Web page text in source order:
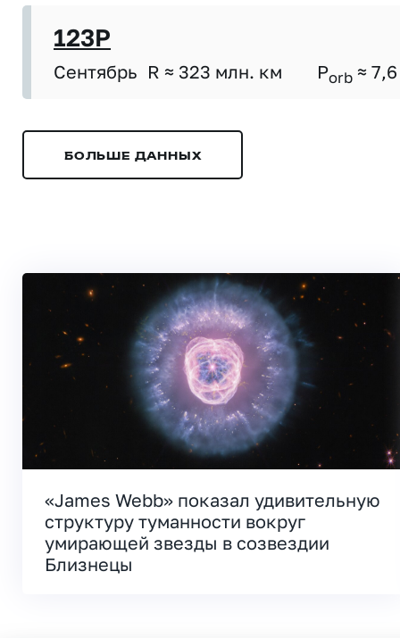
123P
Сентябрь R ≈ 323 млн. км Porb ≈ 7,6
БОЛЬШЕ ДАННЫХ
«James Webb» показал удивительную
структуру туманности вокруг
умирающей звезды в созвездии
Близнецы